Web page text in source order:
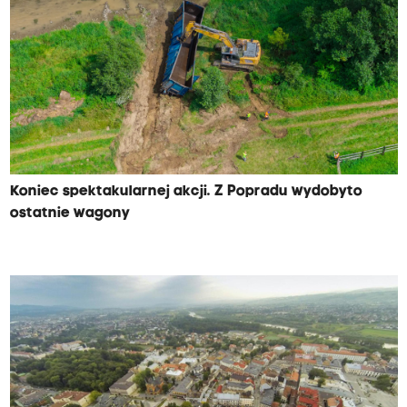
Koniec spektakularnej akcji. Z Popradu wydobyto
ostatnie wagony